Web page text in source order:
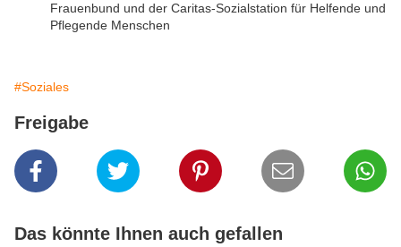
Frauenbund und der Caritas-Sozialstation für Helfende und
Pflegende Menschen
#Soziales
Freigabe
Das könnte Ihnen auch gefallen